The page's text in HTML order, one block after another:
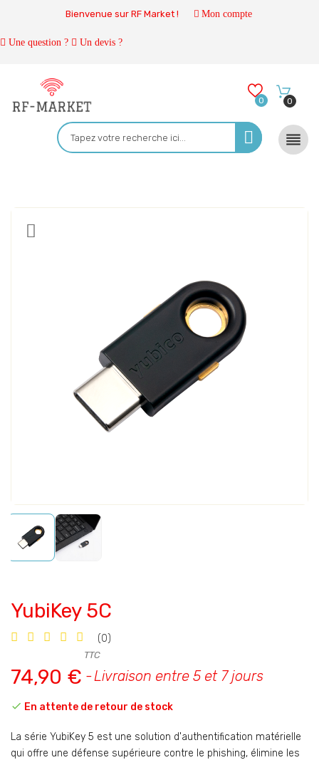
Bienvenue sur RF Market ! Mon compte
Une question ? Un devis ?
0 0

YubiKey 5C
(0)
74,90 €
TTC
Livraison entre 5 et 7 jours
 En attente de retour de stock
La série YubiKey 5 est une solution d'authentification matérielle
qui offre une défense supérieure contre le phishing, élimine les